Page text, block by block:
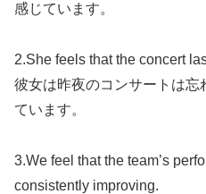
感じています。
2.She feels that the concert
彼女は昨夜のコンサートは忘
ています。
3.We feel that the team’s
consistently improving.